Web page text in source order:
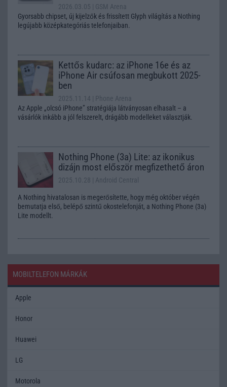
2026.03.05
| GSM Arena
Gyorsabb chipset, új kijelzők és frissített Glyph világítás a Nothing
legújabb középkategóriás telefonjaiban.
Kettős kudarc: az iPhone 16e és az
iPhone Air csúfosan megbukott 2025-
ben
2025.11.14
| Phone Arena
Az Apple „olcsó iPhone” stratégiája látványosan elhasalt – a
vásárlók inkább a jól felszerelt, drágább modelleket választják.
Nothing Phone (3a) Lite: az ikonikus
dizájn most először megfizethető áron
2025.10.28 | Android Central
A Nothing hivatalosan is megerősítette, hogy még október végén
bemutatja első, belépő szintű okostelefonját, a Nothing Phone (3a)
Lite modellt.
MOBILTELEFON MÁRKÁK
Apple
Honor
Huawei
LG
Motorola